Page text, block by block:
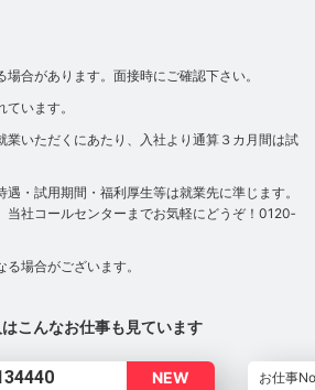
合があります。面接時にご確認下さい。
います。
業いただくにあたり、入社より通算３カ月間は試
・試用期間・福利厚生等は就業先に準じます。
当社コールセンターまでお気軽にどうぞ！0120‐
場合がございます。
こんなお仕事も見ています
NEW お仕事